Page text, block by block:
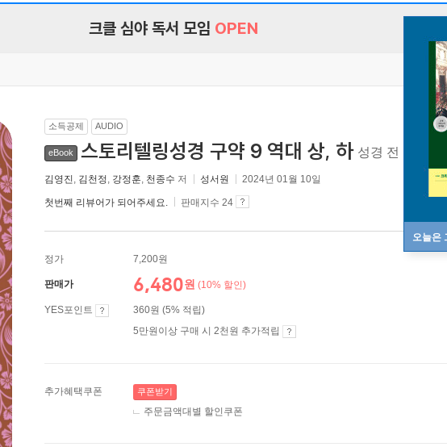
오늘은
크클 심야 독서 모임 OPEN
소득공제 AUDIO
eBook 스토리텔링성경 구약 9 역대 상, 하 성경 전 장을
김영진 , 김천정, 강정훈, 천종수 저 성서원 2024년 01월 10일
첫번째 리뷰어가 되어주세요. 판매지수 24
정가 7,200원
판매가 6,480원 (10% 할인)
YES포인트
360원 (5% 적립)
5만원이상 구매 시 2천원 추가적립
추가혜택쿠폰 쿠폰받기
주문금액대별 할인쿠폰